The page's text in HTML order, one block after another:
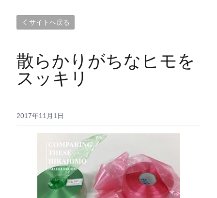
サイトへ戻る
散らかりがちなヒモを
スッキリ
2017年11月1日